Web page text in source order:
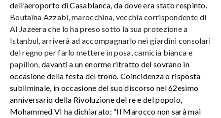
dell’aeroporto di Casablanca, da dove era stato respinto.
Boutaïna Azzabi, marocchina, vecchia corrispondente di
Al Jazeera che lo ha preso sotto la sua protezione a
Istanbul, arriverà ad accompagnarlo nei giardini consolari
del regno per farlo mettere in posa, camicia bianca e
papillon, davanti a un enorme ritratto del sovrano in
occasione della festa del trono. Coincidenza o risposta
subliminale, in occasione del suo discorso nel 62esimo
anniversario della Rivoluzione del re e del popolo,
Mohammed VI ha dichiarato: “Il Marocco non sarà mai